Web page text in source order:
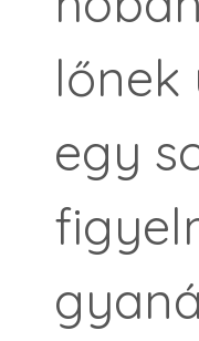
lőnek
egy